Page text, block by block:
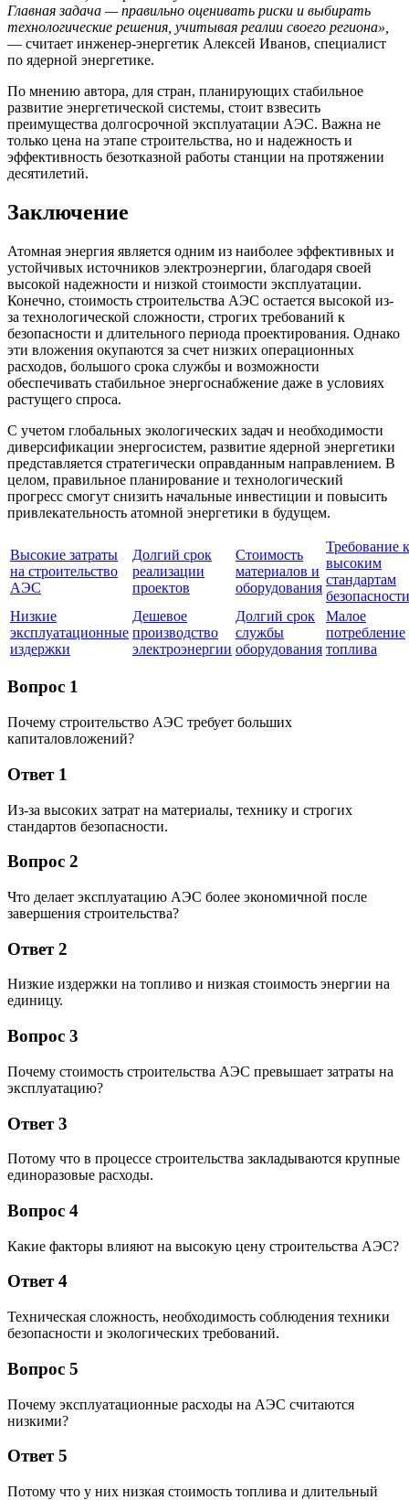
Главная задача — правильно оценивать риски и выбирать
технологические решения, учитывая реалии своего региона»,
— считает инженер-энергетик Алексей Иванов, специалист
по ядерной энергетике.
По мнению автора, для стран, планирующих стабильное
развитие энергетической системы, стоит взвесить
преимущества долгосрочной эксплуатации АЭС. Важна не
только цена на этапе строительства, но и надежность и
эффективность безотказной работы станции на протяжении
десятилетий.
Заключение
Атомная энергия является одним из наиболее эффективных и
устойчивых источников электроэнергии, благодаря своей
высокой надежности и низкой стоимости эксплуатации.
Конечно, стоимость строительства АЭС остается высокой из-
за технологической сложности, строгих требований к
безопасности и длительного периода проектирования. Однако
эти вложения окупаются за счет низких операционных
расходов, большого срока службы и возможности
обеспечивать стабильное энергоснабжение даже в условиях
растущего спроса.
С учетом глобальных экологических задач и необходимости
диверсификации энергосистем, развитие ядерной энергетики
представляется стратегически оправданным направлением. В
целом, правильное планирование и технологический
прогресс смогут снизить начальные инвестиции и повысить
привлекательность атомной энергетики в будущем.
Высокие затраты
на строительство
АЭС
Долгий срок
реализации
проектов
Стоимость
материалов и
оборудования
Требование к
высоким
стандартам
безопасности
Низкие
эксплуатационные
издержки
Дешевое
производство
электроэнергии
Долгий срок
службы
оборудования
Малое
потребление
топлива
Вопрос 1
Почему строительство АЭС требует больших
капиталовложений?
Ответ 1
Из-за высоких затрат на материалы, технику и строгих
стандартов безопасности.
Вопрос 2
Что делает эксплуатацию АЭС более экономичной после
завершения строительства?
Ответ 2
Низкие издержки на топливо и низкая стоимость энергии на
единицу.
Вопрос 3
Почему стоимость строительства АЭС превышает затраты на
эксплуатацию?
Ответ 3
Потому что в процессе строительства закладываются крупные
единоразовые расходы.
Вопрос 4
Какие факторы влияют на высокую цену строительства АЭС?
Ответ 4
Техническая сложность, необходимость соблюдения техники
безопасности и экологических требований.
Вопрос 5
Почему эксплуатационные расходы на АЭС считаются
низкими?
Ответ 5
Потому что у них низкая стоимость топлива и длительный